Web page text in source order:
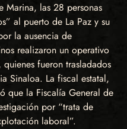
Marina, las 28 personas
al puerto de La Paz y su
la ausencia de
realizaron un operativo
fueron trasladados
Sinaloa. La fiscal estatal,
que la Fiscalía General de
por “trata de
laboral”.